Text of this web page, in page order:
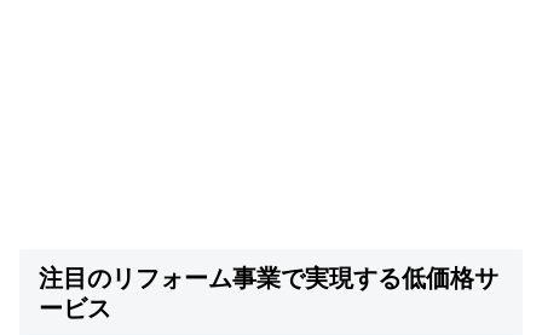
注目のリフォーム事業で実現する低価格サ
ービス